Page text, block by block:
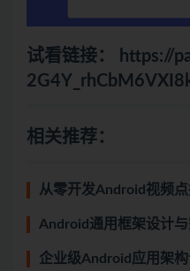
试看链接：
https://
相关推荐：
从零开发Android视频点
Android通用框架设计
企业级Android应用架构